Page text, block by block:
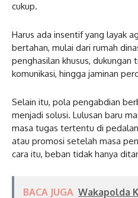
cukup.
Harus ada insentif yang layak
bertahan, mulai dari rumah
penghasilan khusus, dukungan
komunikasi, hingga jaminan
Selain itu, pola pengabdian
menjadi solusi. Lulusan baru
masa tugas tertentu di
atau promosi setelah masa
cara itu, beban tidak hanya
BACA JUGA Wakapolda